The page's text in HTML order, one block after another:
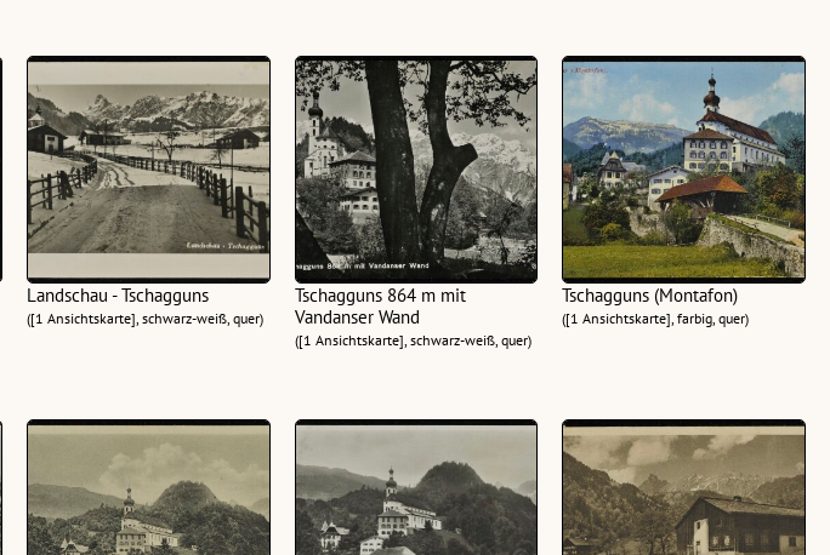
Landschau - Tschagguns
([1 Ansichtskarte], schwarz-weiß, quer)
Tschagguns 864 m mit
Vandanser Wand
([1 Ansichtskarte], schwarz-weiß, quer)
Tschagguns (Montafon)
([1 Ansichtskarte], farbig, quer)